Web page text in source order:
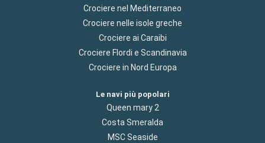
Crociere nel Mediterraneo
Crociere nelle isole greche
Crociere ai Caraibi
Crociere Flordi e Scandinavia
Crociere in Nord Europa
Le navi più popolari
Queen mary 2
Costa Smeralda
MSC Seaside